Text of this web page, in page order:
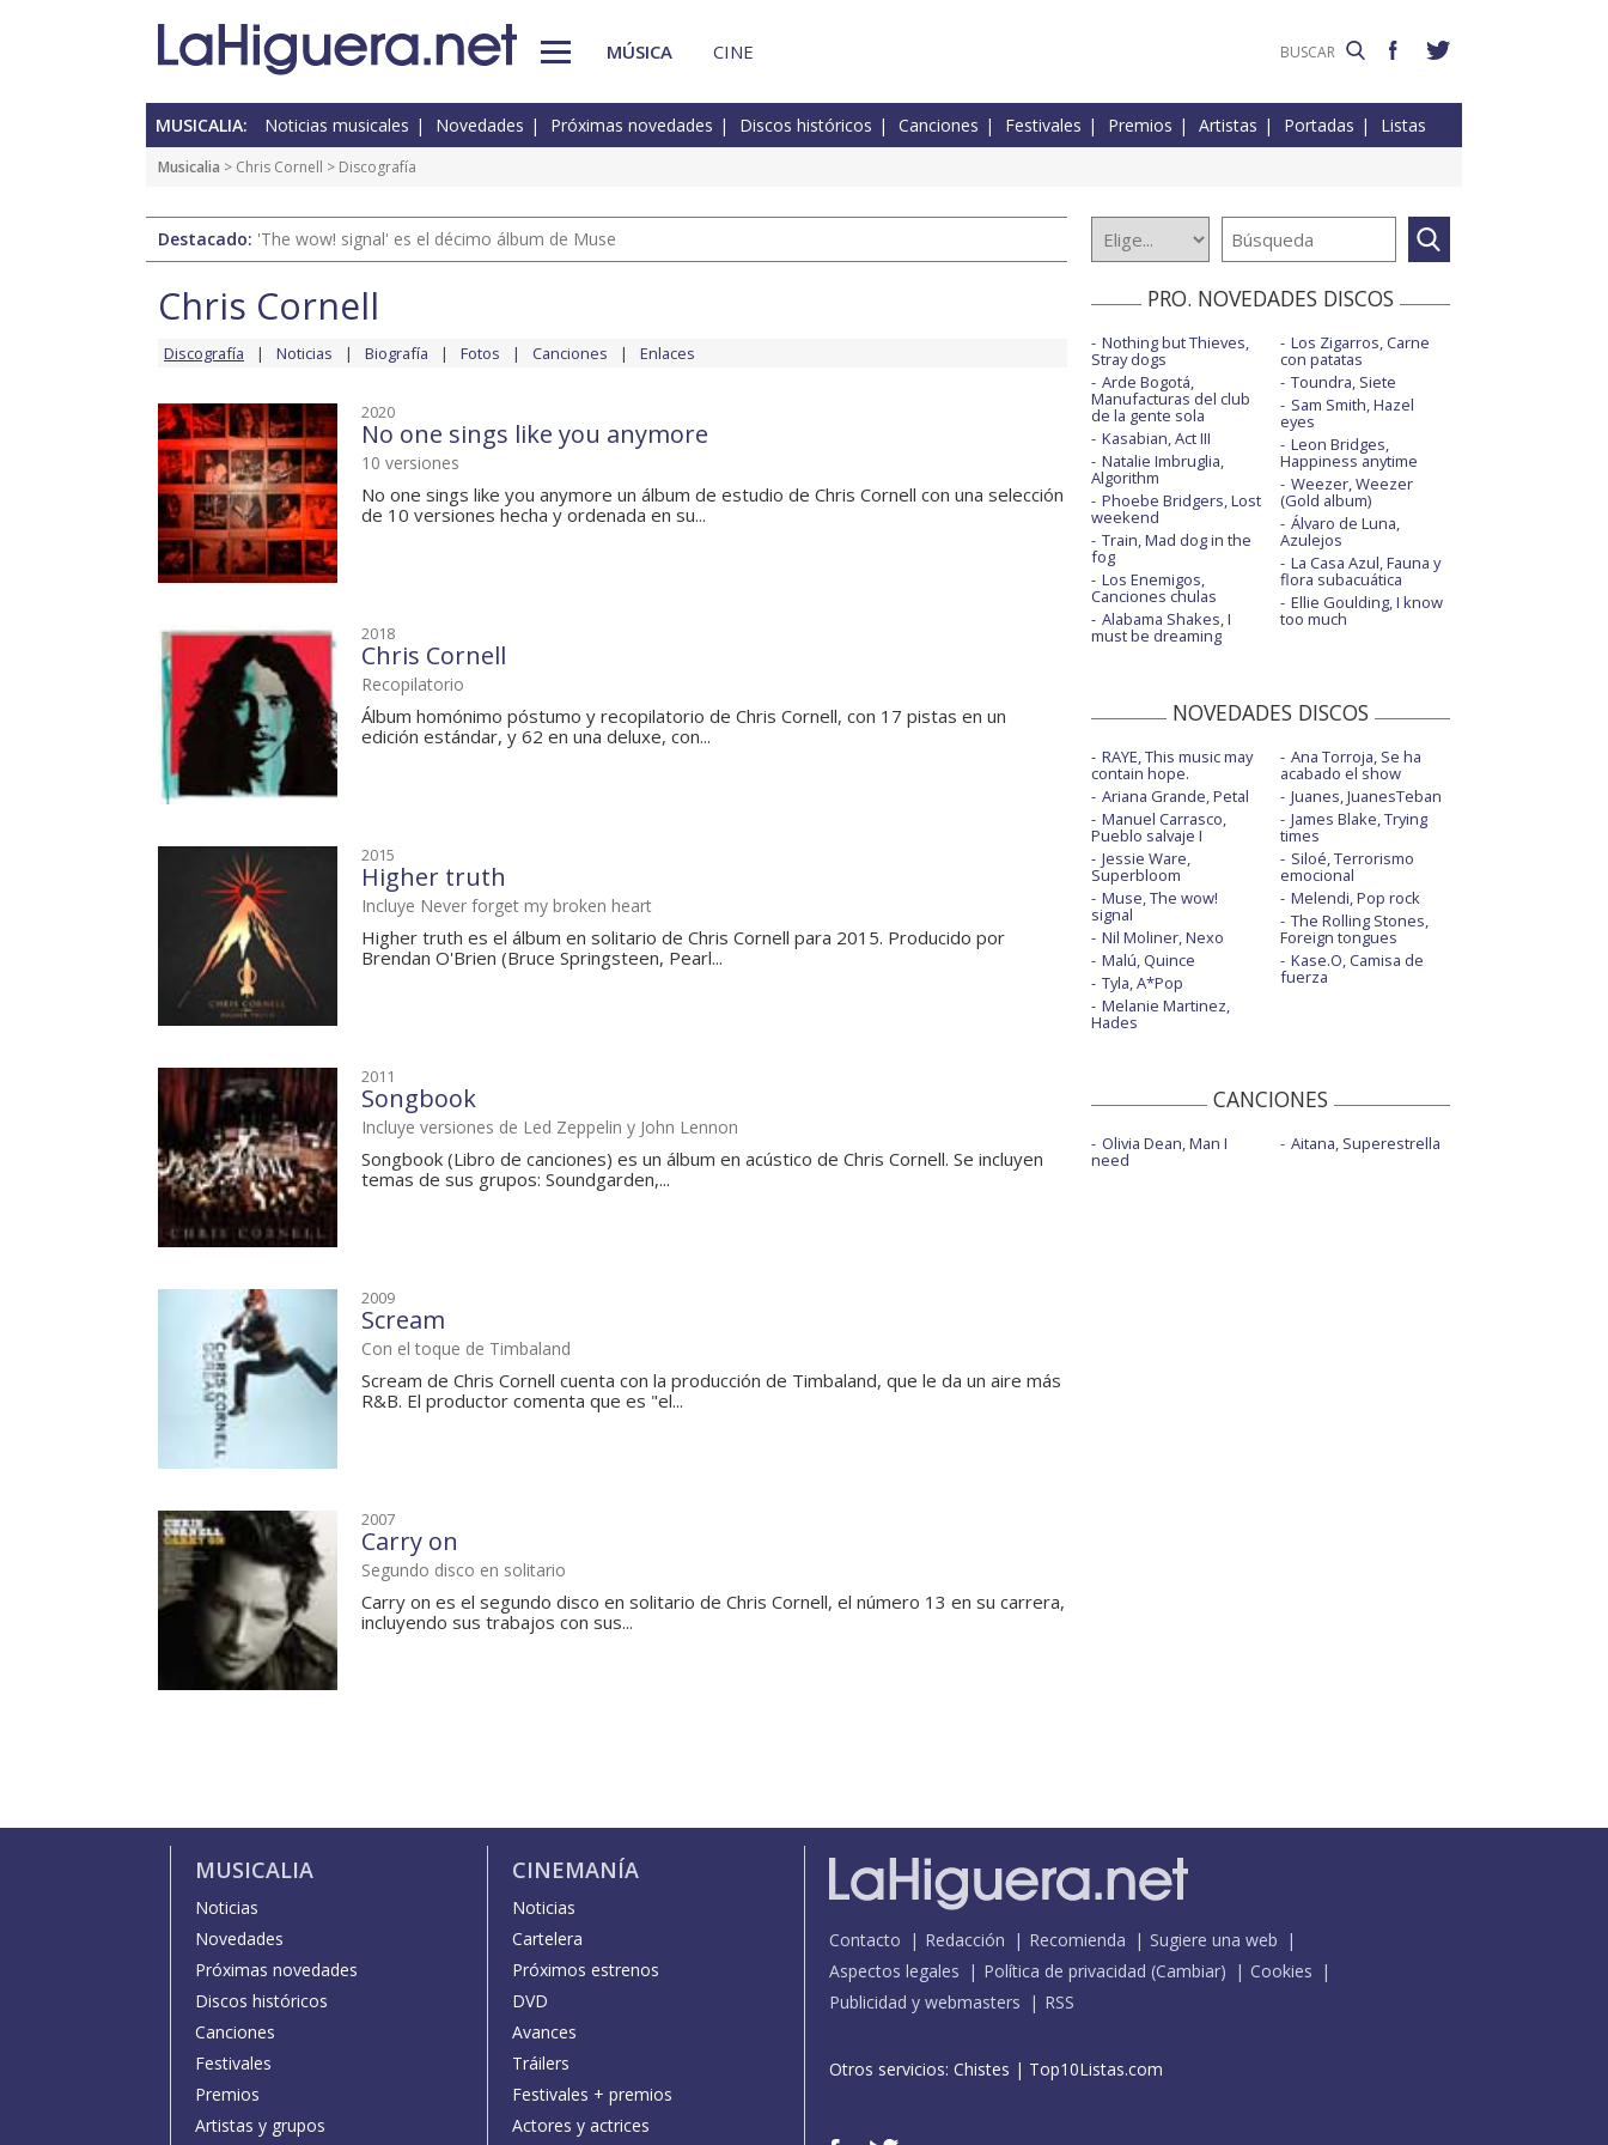
MÚSICA CINE
MUSICALIA: Noticias musicales Novedades Próximas novedades Discos históricos Canciones Festivales Premios Artistas Portadas Listas
Musicalia > Chris Cornell > Discografía
Destacado: 'The wow! signal' es el décimo álbum de Muse
Chris Cornell
Discografía Noticias Biografía Fotos Canciones Enlaces
2020
No one sings like you anymore
10 versiones
No one sings like you anymore un álbum de estudio de Chris Cornell con una selección
de 10 versiones hecha y ordenada en su...
2018
Chris Cornell
Recopilatorio
Álbum homónimo póstumo y recopilatorio de Chris Cornell, con 17 pistas en un
edición estándar, y 62 en una deluxe, con...
2015
Higher truth
Incluye Never forget my broken heart
Higher truth es el álbum en solitario de Chris Cornell para 2015. Producido por
Brendan O'Brien (Bruce Springsteen, Pearl...
2011
Songbook
Incluye versiones de Led Zeppelin y John Lennon
Songbook (Libro de canciones) es un álbum en acústico de Chris Cornell. Se incluyen
temas de sus grupos: Soundgarden,...
2009
Scream
Con el toque de Timbaland
Scream de Chris Cornell cuenta con la producción de Timbaland, que le da un aire más
R&B. El productor comenta que es "el...
2007
Carry on
Segundo disco en solitario
Carry on es el segundo disco en solitario de Chris Cornell, el número 13 en su carrera,
incluyendo sus trabajos con sus...
PRO. NOVEDADES DISCOS
Nothing but Thieves,
Stray dogs
Arde Bogotá,
Manufacturas del club
de la gente sola
Kasabian, Act III
Natalie Imbruglia,
Algorithm
Phoebe Bridgers, Lost
weekend
Train, Mad dog in the
fog
Los Enemigos,
Canciones chulas
Alabama Shakes, I
must be dreaming
Los Zigarros, Carne
con patatas
Toundra, Siete
Sam Smith, Hazel
eyes
Leon Bridges,
Happiness anytime
Weezer, Weezer
(Gold album)
Álvaro de Luna,
Azulejos
La Casa Azul, Fauna y
flora subacuática
Ellie Goulding, I know
too much
NOVEDADES DISCOS
RAYE, This music may
contain hope.
Ariana Grande, Petal
Manuel Carrasco,
Pueblo salvaje I
Jessie Ware,
Superbloom
Muse, The wow!
signal
Nil Moliner, Nexo
Malú, Quince
Tyla, A*Pop
Melanie Martinez,
Hades
Ana Torroja, Se ha
acabado el show
Juanes, JuanesTeban
James Blake, Trying
times
Siloé, Terrorismo
emocional
Melendi, Pop rock
The Rolling Stones,
Foreign tongues
Kase.O, Camisa de
fuerza
CANCIONES
Olivia Dean, Man I
need
Aitana, Superestrella
MUSICALIA
Noticias
Novedades
Próximas novedades
Discos históricos
Canciones
Festivales
Premios
Artistas y grupos
CINEMANÍA
Noticias
Cartelera
Próximos estrenos
DVD
Avances
Tráilers
Festivales + premios
Actores y actrices
Contacto Redacción Recomienda
Sugiere una web
Aspectos legales
Política de privacidad (Cambiar)
Cookies
Publicidad y webmasters
RSS
Otros servicios: Chistes | Top10Listas.com